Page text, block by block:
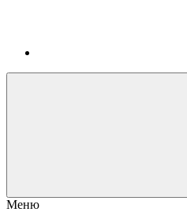
Меню